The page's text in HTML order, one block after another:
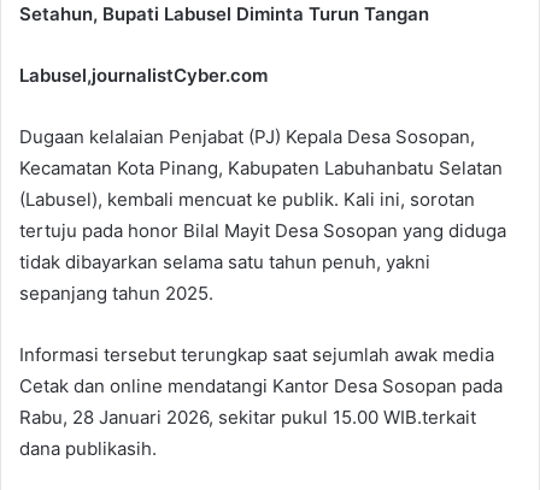
Setahun, Bupati Labusel Diminta Turun Tangan
Labusel,journalistCyber.com
Dugaan kelalaian Penjabat (PJ) Kepala Desa Sosopan,
Kecamatan Kota Pinang, Kabupaten Labuhanbatu Selatan
(Labusel), kembali mencuat ke publik. Kali ini, sorotan
tertuju pada honor Bilal Mayit Desa Sosopan yang diduga
tidak dibayarkan selama satu tahun penuh, yakni
sepanjang tahun 2025.
Informasi tersebut terungkap saat sejumlah awak media
Cetak dan online mendatangi Kantor Desa Sosopan pada
Rabu, 28 Januari 2026, sekitar pukul 15.00 WIB.terkait
dana publikasih.